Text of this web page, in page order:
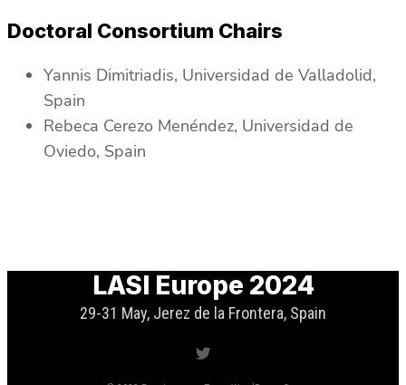
Doctoral Consortium Chairs
Yannis Dimitriadis, Universidad de Valladolid,
Spain
Rebeca Cerezo Menéndez, Universidad de
Oviedo, Spain
LASI Europe 2024
29-31 May, Jerez de la Frontera, Spain
Twitter